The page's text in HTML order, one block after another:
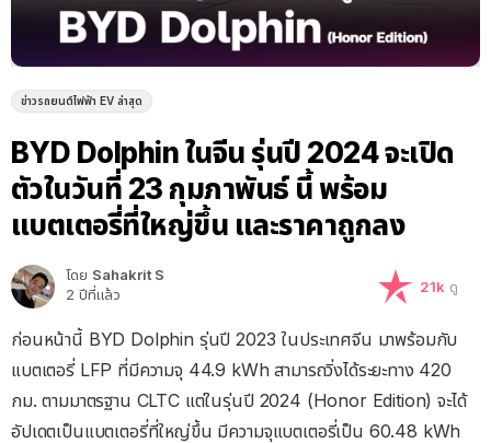
ข่าวรถยนต์ไฟฟ้า EV ล่าสุด
BYD Dolphin ในจีน รุ่นปี 2024 จะเปิด
ตัวในวันที่ 23 กุมภาพันธ์ นี้ พร้อม
แบตเตอรี่ที่ใหญ่ขึ้น และราคาถูกลง
โดย Sahakrit S
2 ปีที่แล้ว
21k ดู
ก่อนหน้านี้ BYD Dolphin รุ่นปี 2023 ในประเทศจีน มาพร้อมกับ
แบตเตอรี่ LFP ที่มีความจุ 44.9 kWh สามารถวิ่งได้ระยะทาง 420
กม. ตามมาตรฐาน CLTC แต่ในรุ่นปี 2024 (Honor Edition) จะได้
อัปเดตเป็นแบตเตอรี่ที่ใหญ่ขึ้น มีความจุแบตเตอรี่เป็น 60.48 kWh